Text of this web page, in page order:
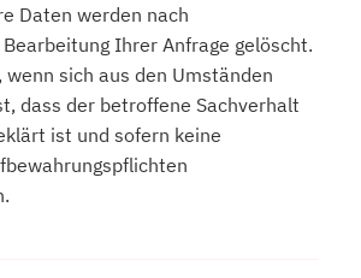
Daten werden nach
Ihrer Anfrage gelöscht.
wenn sich aus den Umständen
dass der betroffene Sachverhalt
ist und sofern keine